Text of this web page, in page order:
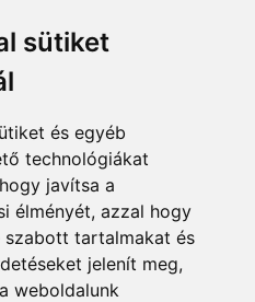
sütiket
és egyéb
technológiákat
javítsa a
élményét, azzal hogy
szabott tartalmakat és
jelenít meg,
weboldalunk
methods